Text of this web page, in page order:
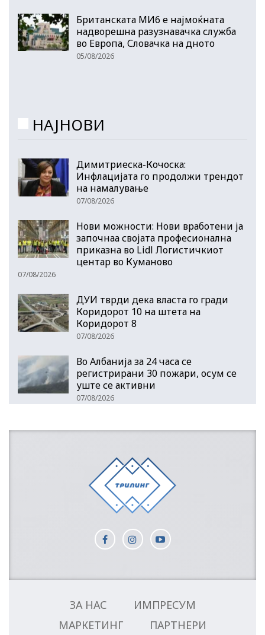
Британската МИ6 е најмоќната
надворешна разузнавачка служба
во Европа, Словачка на дното
05/08/2026
НАЈНОВИ
Димитриеска-Кочоска:
Инфлацијата го продолжи трендот
на намалување
07/08/2026
Нови можности: Нови вработени ја
започнаа својата професионална
приказна во Lidl Логистичкиот
центар во Куманово
07/08/2026
ДУИ тврди дека власта го гради
Коридорот 10 на штета на
Коридорот 8
07/08/2026
Во Албанија за 24 часа се
регистрирани 30 пожари, осум се
уште се активни
07/08/2026
ЗА НАС
ИМПРЕСУМ
МАРКЕТИНГ
ПАРТНЕРИ